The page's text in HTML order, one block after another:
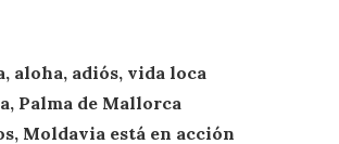
aloha, adiós, vida loca
Palma de Mallorca
Moldavia está en acción